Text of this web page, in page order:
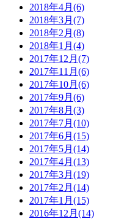
2018年4月(6)
2018年3月(7)
2018年2月(8)
2018年1月(4)
2017年12月(7)
2017年11月(6)
2017年10月(6)
2017年9月(6)
2017年8月(3)
2017年7月(10)
2017年6月(15)
2017年5月(14)
2017年4月(13)
2017年3月(19)
2017年2月(14)
2017年1月(15)
2016年12月(14)